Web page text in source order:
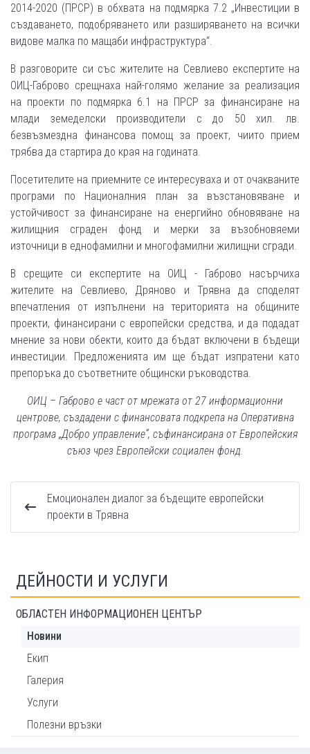
2014-2020 (ПРСР) в обхвата на подмярка 7.2 „Инвестиции в
създаването, подобряването или разширяването на всички
видове малка по мащаби инфраструктура“.
В разговорите си със жителите на Севлиево експертите на
ОИЦ-Габрово срещнаха най-голямо желание за реализация
на проекти по подмярка 6.1 на ПРСР за финансиране на
млади земеделски производители с до 50 хил. лв.
безвъзмездна финансова помощ за проект, чиито прием
трябва да стартира до края на годината.
Посетителите на приемните се интересуваха и от очакваните
програми по Националния план за възстановяване и
устойчивост за финансиране на енергийно обновяване на
жилищния сграден фонд и мерки за възобновяеми
източници в еднофамилни и многофамилни жилищни сгради.
В срещите си експертите на ОИЦ - Габрово насърчиха
жителите на Севлиево, Дряново и Трявна да споделят
впечатления от изпълнени на територията на общините
проекти, финансирани с европейски средства, и да подадат
мнение за нови обекти, които да бъдат включени в бъдещи
инвестиции. Предложенията им ще бъдат изпратени като
препоръка до съответните общински ръководства.
ОИЦ – Габрово е част от мрежата от 27 информационни
центрове, създадени с финансовата подкрепа на Оперативна
програма „Добро управление”, съфинансирана от Европейския
съюз чрез Европейски социален фонд.
Емоционален диалог за бъдещите европейски
проекти в Трявна
ДЕЙНОСТИ И УСЛУГИ
ОБЛАСТЕН ИНФОРМАЦИОНЕН ЦЕНТЪР
Новини
Екип
Галерия
Услуги
Полезни връзки